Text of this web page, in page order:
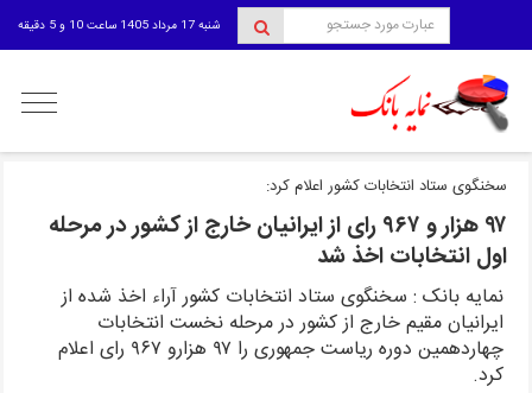
شنبه 17 مرداد 1405 ساعت 10 و 5 دقیقه
منوی
سخنگوی ستاد انتخابات کشور اعلام کرد:
۹۷ هزار و ۹۶۷ رای از ایرانیان خارج از کشور در مرحله
اول انتخابات اخذ شد
نمایه بانک : سخنگوی ستاد انتخابات کشور آراء اخذ شده از
ایرانیان مقیم خارج از کشور در مرحله نخست انتخابات
چهاردهمین دوره ریاست جمهوری را ۹۷ هزارو ۹۶۷ رای اعلام
کرد.